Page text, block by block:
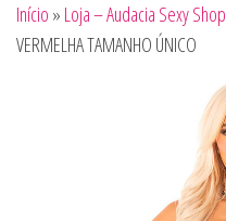
Início » Loja – Audacia Sexy Shop
VERMELHA TAMANHO ÚNICO